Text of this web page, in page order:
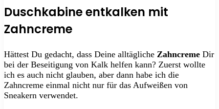
Duschkabine entkalken mit
Zahncreme
Hättest Du gedacht, dass Deine alltägliche Zahncreme Dir
bei der Beseitigung von Kalk helfen kann? Zuerst wollte
ich es auch nicht glauben, aber dann habe ich die
Zahncreme einmal nicht nur für das Aufweißen von
Sneakern verwendet.